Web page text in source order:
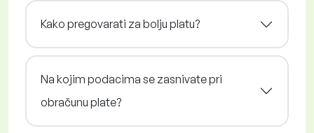
Kako pregovarati za bolju platu?
Na kojim podacima se zasnivate pri
obračunu plate?